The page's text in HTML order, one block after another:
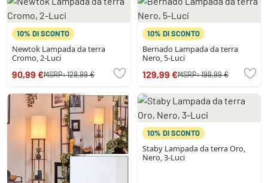
10% DI SCONTO
Newtok Lampada da terra
Cromo, 2-Luci
90,99 €MSRP:129,99 €
10% DI SCONTO
Bernado Lampada da terra
Nero, 5-Luci
129,99 €MSRP:199,99 €
10% DI SCONTO
Staby Lampada da terra Oro,
Nero, 3-Luci